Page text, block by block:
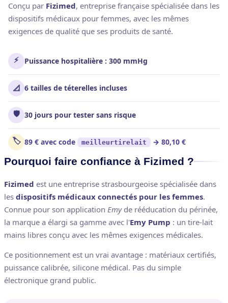
Conçu par Fizimed, entreprise française spécialisée dans les
dispositifs médicaux pour femmes, avec les mêmes
exigences de qualité que ses produits de santé.
⚡ Puissance hospitalière : 300 mmHg
📐 6 tailles de téterelles incluses
🛡️ 30 jours pour tester sans risque
🏷️ 89 € avec code meilleurtirelait → 80,10 €
Pourquoi faire confiance à Fizimed ?
Fizimed est une entreprise strasbourgeoise spécialisée dans
les dispositifs médicaux connectés pour les femmes.
Connue pour son application Emyde rééducation du périnée,
la marque a élargi sa gamme avec l'Emy Pump : un tire-lait
mains libres conçu avec les mêmes exigences médicales.
Ce positionnement est un vrai avantage : matériaux certifiés,
puissance calibrée, silicone médical. Pas du simple
électronique grand public.